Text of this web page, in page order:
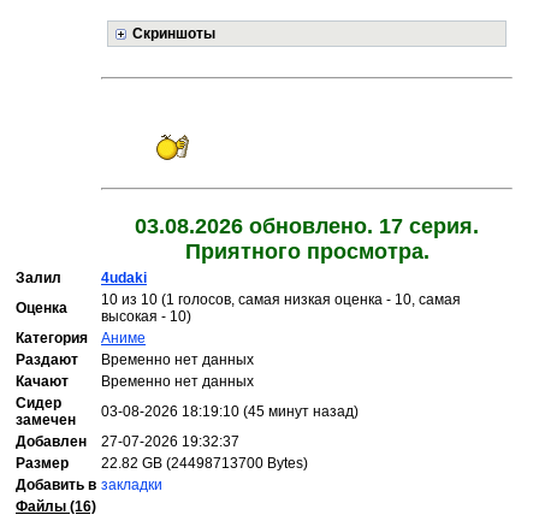
Скриншоты
03.08.2026 обновлено. 17 серия.
Приятного просмотра.
Залил
4udaki
Оценка
10 из 10 (1 голосов, самая низкая оценка - 10, самая
высокая - 10)
Категория
Аниме
Раздают
Временно нет данных
Качают
Временно нет данных
Сидер
замечен
03-08-2026 18:19:10 (45 минут назад)
Добавлен
27-07-2026 19:32:37
Размер
22.82 GB (24498713700 Bytes)
Добавить в закладки
Файлы (16)